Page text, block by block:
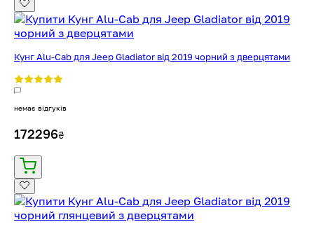
Кунг Alu-Cab для Jeep Gladiator від 2019 чорний з дверцятами
немає відгуків
172296₴